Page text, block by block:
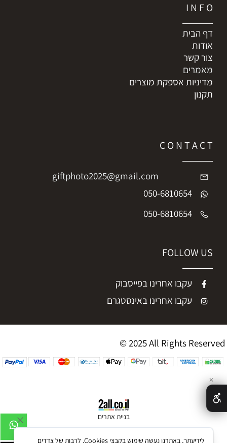
I N F O
דף הבית
אודות
צור קשר
מאמרים
מדיניות אספקת מוצרים
תקנון
C O N T A C T
giftphoto2025@gmail.com
050-6810654
050-6810654
FOLLOW US
עקבו אחרינו בפייסבוק
עקבו אחרינו באינסטגרם
© 2025 All Rights Reserved
בניית אתרים
✕
לידיעתך, באתרנו נעשה שימוש בקבצי Cookies, לרבות של צדדים